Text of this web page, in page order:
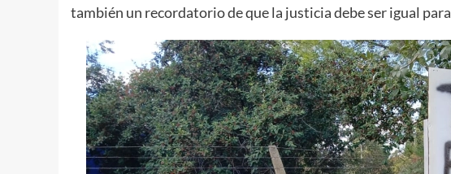
también un recordatorio de que la justicia debe ser igual